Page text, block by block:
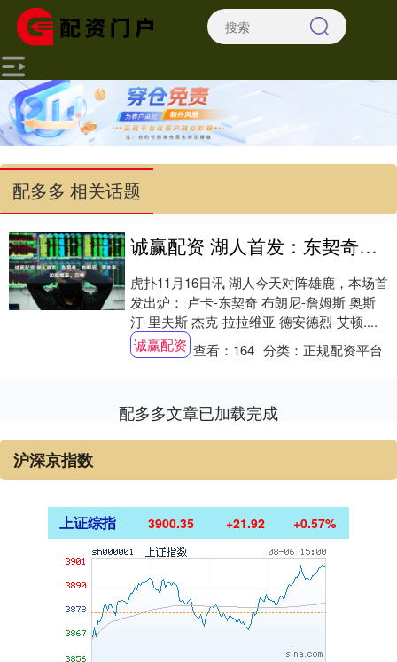
配多多 相关话题
诚赢配资 湖人首发：东契奇、布朗尼、里夫斯、拉拉维亚、艾顿
虎扑11月16日讯 湖人今天对阵雄鹿，本场首
发出炉： 卢卡-东契奇 布朗尼-詹姆斯 奥斯
汀-里夫斯 杰克-拉拉维亚 德安德烈-艾顿....
诚赢配资 查看： 164 分类： 正规配资平台
配多多文章已加载完成
沪深京指数
上证综指 3900.35 +21.92 +0.57%